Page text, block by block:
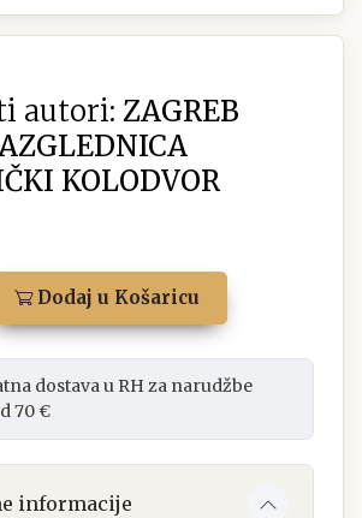
autori: ZAGREB
KOLODVOR
Dodaj u Košaricu
dostava u RH za narudžbe
70 €
informacije